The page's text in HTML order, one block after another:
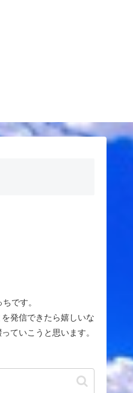
です。
発信できたら嬉しいな
ていこうと思います。